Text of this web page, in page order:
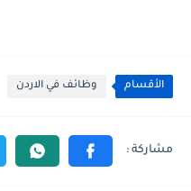
الأقسام وظائف في الاردن